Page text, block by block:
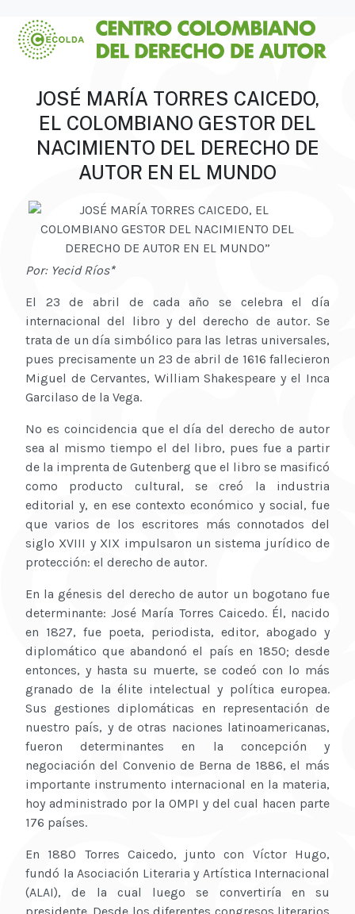
JOSÉ MARÍA TORRES CAICEDO,
EL COLOMBIANO GESTOR DEL
NACIMIENTO DEL DERECHO DE
AUTOR EN EL MUNDO
Por: Yecid Ríos*
El 23 de abril de cada año se celebra el día
internacional del libro y del derecho de autor. Se
trata de un día simbólico para las letras universales,
pues precisamente un 23 de abril de 1616 fallecieron
Miguel de Cervantes, William Shakespeare y el Inca
Garcilaso de la Vega.
No es coincidencia que el día del derecho de autor
sea al mismo tiempo el del libro, pues fue a partir
de la imprenta de Gutenberg que el libro se masificó
como producto cultural, se creó la industria
editorial y, en ese contexto económico y social, fue
que varios de los escritores más connotados del
siglo XVIII y XIX impulsaron un sistema jurídico de
protección: el derecho de autor.
En la génesis del derecho de autor un bogotano fue
determinante: José María Torres Caicedo. Él, nacido
en 1827, fue poeta, periodista, editor, abogado y
diplomático que abandonó el país en 1850; desde
entonces, y hasta su muerte, se codeó con lo más
granado de la élite intelectual y política europea.
Sus gestiones diplomáticas en representación de
nuestro país, y de otras naciones latinoamericanas,
fueron determinantes en la concepción y
negociación del Convenio de Berna de 1886, el más
importante instrumento internacional en la materia,
hoy administrado por la OMPI y del cual hacen parte
176 países.
En 1880 Torres Caicedo, junto con Víctor Hugo,
fundó la Asociación Literaria y Artística Internacional
(ALAI), de la cual luego se convertiría en su